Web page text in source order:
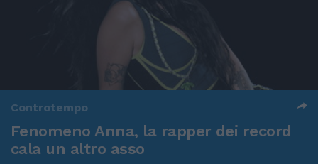
Controtempo
Fenomeno Anna, la rapper dei record
cala un altro asso